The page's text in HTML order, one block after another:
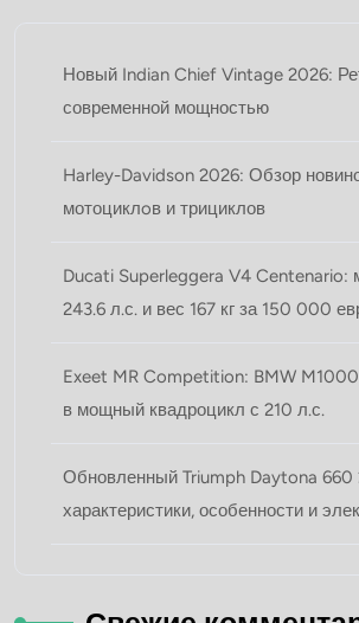
Новый Indian Chief Vintage 2026:
современной мощностью
Harley-Davidson 2026: Обзор
мотоциклoв и трициклов
Ducati Superleggera V4 Centenario:
243.6 л.с. и вес 167 кг за 150 000
Exeet MR Competition: BMW
в мощный квадроцикл с 210 л.с.
Обновленный Triumph Daytona 660
характеристики, особенности и